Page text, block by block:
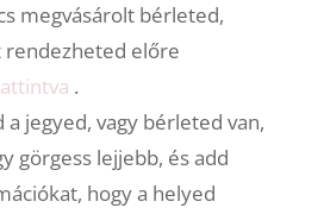
megvásárolt bérleted,
rendezheted előre
.
jegyed, vagy bérleted van,
görgess lejjebb, és add
hogy a helyed